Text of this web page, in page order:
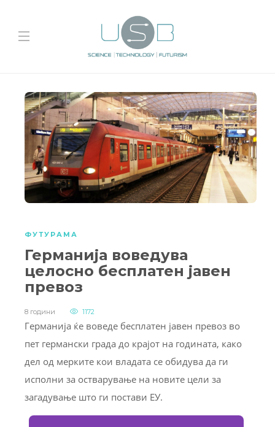
ФУТУРАМА
Германија воведува
целосно бесплатен јавен
превоз
8 години 1172
Германија ќе воведе бесплатен јавен превоз во
пет германски града до крајот на годината, како
дел од мерките кои владата се обидува да ги
исполни за остварување на новите цели за
загадување што ги постави ЕУ.